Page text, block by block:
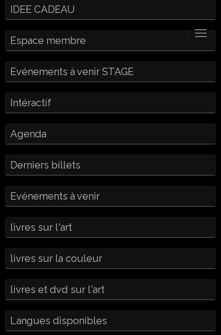
IDEE CADEAU
Espace membre
Evénements à venir STAGE
Intéractif
Agenda
Derniers billets
Evénements à venir
livres sur l'art
livres sur la couleur
livres et dvd sur l'art
Langues disponibles